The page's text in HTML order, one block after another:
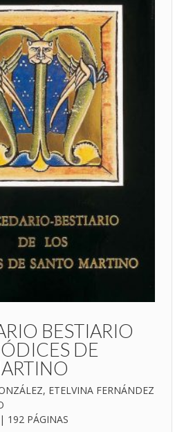
BESTIARIO
DE
ETELVINA FERNÁNDEZ
192 PÁGINAS